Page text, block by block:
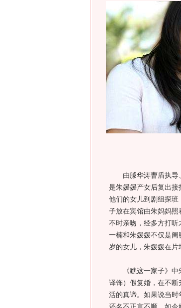
由滕华涛曹盾执导、
是朱媛媛产女后复出
他们的女儿到剧组探
子放在宾馆由朱妈妈
不时亲吻，经多方打听
一楠和朱媛媛不仅是
岁的女儿，朱媛媛在片
《瞧这一家子》中朱
译饰）假复婚，在不
活的真谛。如果说当